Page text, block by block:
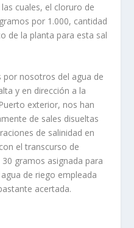
cuales, el cloruro de
por 1.000, cantidad
de la planta para esta sal
por nosotros del agua de
y en dirección a la
exterior, nos han
de sales disueltas
de salinidad en
el transcurso de
gramos asignada para
de riego empleada
acertada.